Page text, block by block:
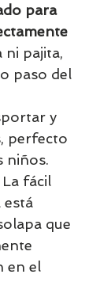
para
ni pajita,
paso del
y
perfecto
niños.
fácil
está
que
en el